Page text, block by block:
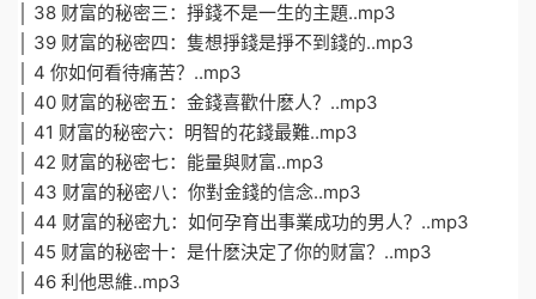
│ 38 财富的秘密三：掙錢不是一生的主題..mp3
│ 39 财富的秘密四：隻想掙錢是掙不到錢的..mp3
│ 4 你如何看待痛苦？..mp3
│ 40 财富的秘密五：金錢喜歡什麽人？..mp3
│ 41 财富的秘密六：明智的花錢最難..mp3
│ 42 财富的秘密七：能量與财富..mp3
│ 43 财富的秘密八：你對金錢的信念..mp3
│ 44 财富的秘密九：如何孕育出事業成功的男人？..mp3
│ 45 财富的秘密十：是什麽決定了你的财富？..mp3
│ 46 利他思維..mp3